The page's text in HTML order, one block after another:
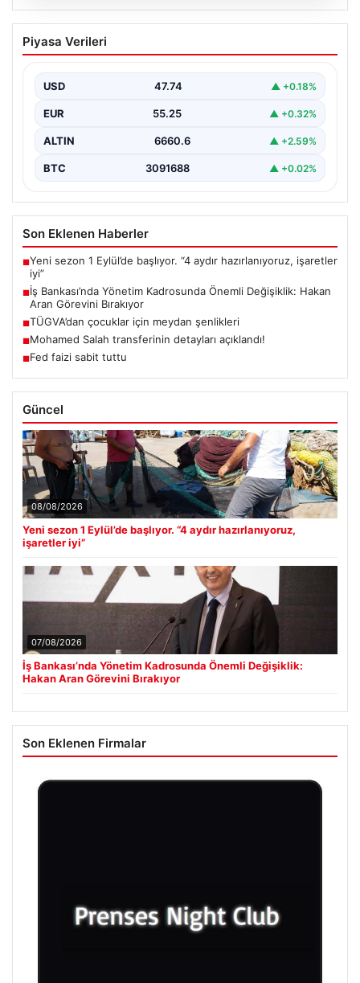
06.08.2026
TÜGVA’dan çocuklar için meydan
şenlikleri
Piyasa Verileri
USD 47.74 ▲ +0.18%
EUR 55.25 ▲ +0.32%
ALTIN 6660.6 ▲ +2.59%
BTC 3091688 ▲ +0.02%
Son Eklenen Haberler
■Yeni sezon 1 Eylül’de başlıyor. “4 aydır hazırlanıyoruz, işaretler
iyi”
■İş Bankası’nda Yönetim Kadrosunda Önemli Değişiklik: Hakan
Aran Görevini Bırakıyor
■TÜGVA’dan çocuklar için meydan şenlikleri
■Mohamed Salah transferinin detayları açıklandı!
■Fed faizi sabit tuttu
Güncel
08/08/2026
Yeni sezon 1 Eylül’de başlıyor. “4 aydır hazırlanıyoruz,
işaretler iyi”
07/08/2026
İş Bankası’nda Yönetim Kadrosunda Önemli Değişiklik:
Hakan Aran Görevini Bırakıyor
Son Eklenen Firmalar